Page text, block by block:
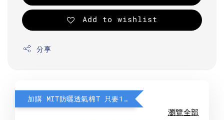
Add to wishlist
分享
加購 MIT防曬透氣棉T 只要190元
瀏覽全部